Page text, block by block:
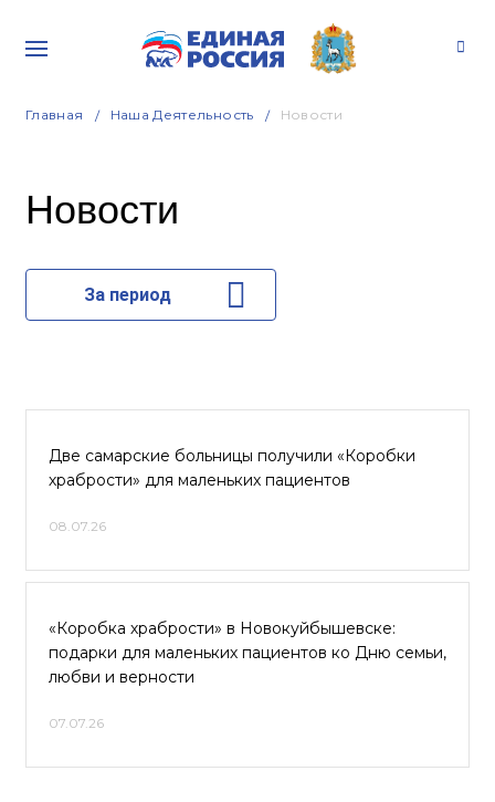
Главная Наша Деятельность Новости
Новости
За период
Две самарские больницы получили «Коробки
храбрости» для маленьких пациентов
08.07.26
«Коробка храбрости» в Новокуйбышевске:
подарки для маленьких пациентов ко Дню семьи,
любви и верности
07.07.26